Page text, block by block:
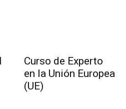
Curso de Experto
en la Unión Europea
(UE)